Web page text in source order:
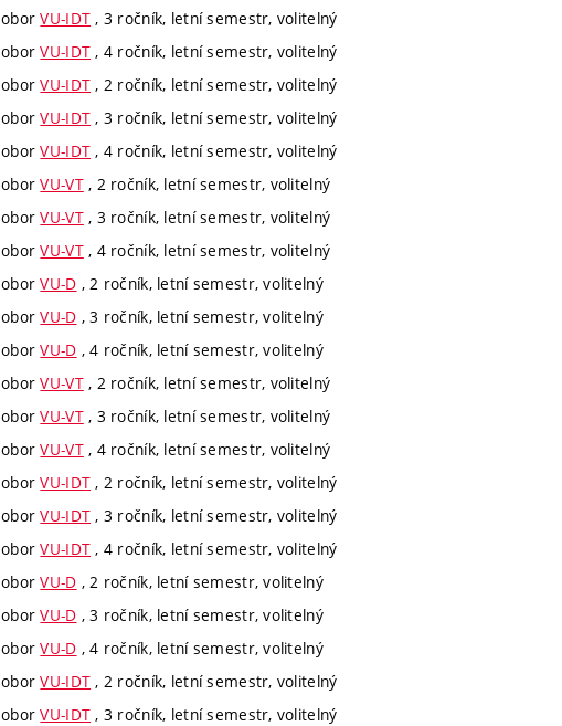
oborVU-IDT , 3 ročník, letní semestr, volitelný
oborVU-IDT , 4 ročník, letní semestr, volitelný
oborVU-IDT , 2 ročník, letní semestr, volitelný
oborVU-IDT , 3 ročník, letní semestr, volitelný
oborVU-IDT , 4 ročník, letní semestr, volitelný
oborVU-VT, 2 ročník, letní semestr, volitelný
oborVU-VT, 3 ročník, letní semestr, volitelný
oborVU-VT, 4 ročník, letní semestr, volitelný
oborVU-D , 2 ročník, letní semestr, volitelný
oborVU-D , 3 ročník, letní semestr, volitelný
oborVU-D , 4 ročník, letní semestr, volitelný
oborVU-VT, 2 ročník, letní semestr, volitelný
oborVU-VT, 3 ročník, letní semestr, volitelný
oborVU-VT, 4 ročník, letní semestr, volitelný
oborVU-IDT , 2 ročník, letní semestr, volitelný
oborVU-IDT , 3 ročník, letní semestr, volitelný
oborVU-IDT , 4 ročník, letní semestr, volitelný
oborVU-D , 2 ročník, letní semestr, volitelný
oborVU-D , 3 ročník, letní semestr, volitelný
oborVU-D , 4 ročník, letní semestr, volitelný
oborVU-IDT , 2 ročník, letní semestr, volitelný
oborVU-IDT , 3 ročník, letní semestr, volitelný